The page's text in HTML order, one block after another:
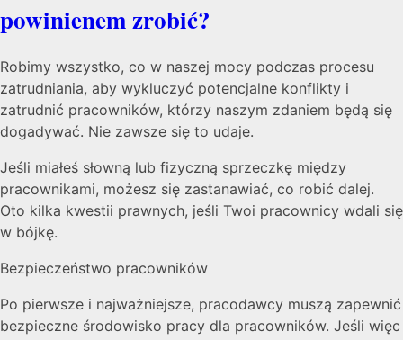
powinienem zrobić?
Robimy wszystko, co w naszej mocy podczas procesu
zatrudniania, aby wykluczyć potencjalne konflikty i
zatrudnić pracowników, którzy naszym zdaniem będą się
dogadywać. Nie zawsze się to udaje.
Jeśli miałeś słowną lub fizyczną sprzeczkę między
pracownikami, możesz się zastanawiać, co robić dalej.
Oto kilka kwestii prawnych, jeśli Twoi pracownicy wdali się
w bójkę.
Bezpieczeństwo pracowników
Po pierwsze i najważniejsze, pracodawcy muszą zapewnić
bezpieczne środowisko pracy dla pracowników. Jeśli więc